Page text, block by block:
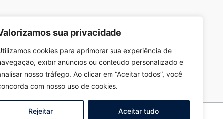
sua privacidade
cookies para aprimorar sua experiência de
exibir anúncios ou conteúdo personalizado e
nosso tráfego. Ao clicar em “Aceitar todos”, você
com nosso uso de cookies.
Rejeitar Aceitar tudo